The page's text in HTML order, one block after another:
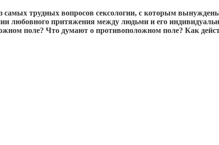
самых трудных вопросов сексологии, с которым
притяжения между людьми и его
поле? Что думают о противоположном поле? Как